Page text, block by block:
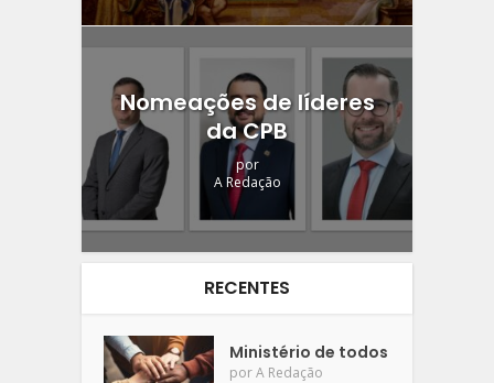
Nomeações de líderes
da CPB
por
A Redação
RECENTES
Ministério de todos
porA Redação